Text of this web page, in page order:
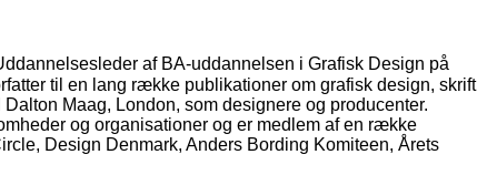
af BA-uddannelsen i Grafisk Design på
til en lang række publikationer om grafisk design, skrift
Maag, London, som designere og producenter.
og organisationer og er medlem af en række
Design Denmark, Anders Bording Komiteen, Årets